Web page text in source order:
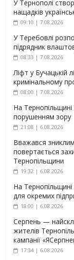
У Тернополі
нащадків
09:10 | 7.08.2026
У Теребовлі
підрядник
08:33 | 7.08.2026
Ліфт у Бучацькій
кримінальному
08:00 | 7.08.2026
На
порушенням зору
21:08 | 6.08.2026
Вважався
повертається
Тернопільщини
19:32 | 6.08.2026
На
для окремих
18:00 | 6.08.2026
Серпень —
жителів
кампанії
17:34 | 6.08.2026